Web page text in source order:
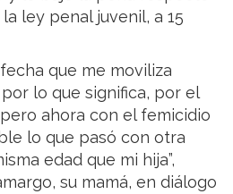
ley penal juvenil, a 15
que me moviliza
lo que significa, por el
ahora con el femicidio
lo que pasó con otra
edad que mi hija”,
su mamá, en diálogo